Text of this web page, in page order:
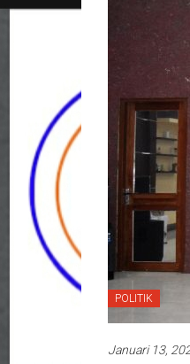
POLITIK
Januari 13,